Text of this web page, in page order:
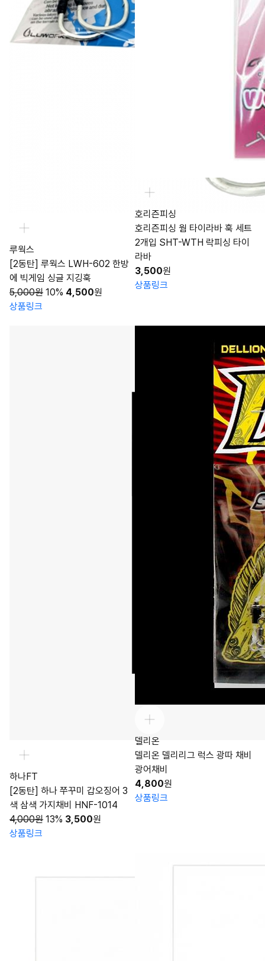
루웍스
[2동탄] 루웍스 LWH-602 한방
에 빅게임 싱글 지깅훅
5,000원 10% 4,500원
상품링크
호리즌피싱
호리즌피싱 웜 타이라바 훅 세트
2개입 SHT-WTH 락피싱 타이
라바
3,500원
상품링크
하나FT
[2동탄] 하나 쭈꾸미 갑오징어 3
색 삼색 가지채비 HNF-1014
4,000원 13% 3,500원
상품링크
델리온
델리온 델리리그 럭스 광따 채비
광어채비
4,800원
상품링크